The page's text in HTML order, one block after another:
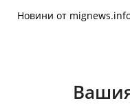
Новини от